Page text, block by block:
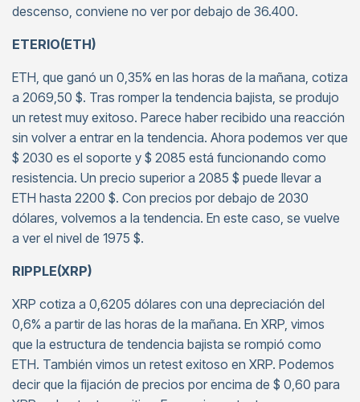
descenso, conviene no ver por debajo de 36.400.
ETERIO(ETH)
ETH, que ganó un 0,35% en las horas de la mañana, cotiza
a 2069,50 $. Tras romper la tendencia bajista, se produjo
un retest muy exitoso. Parece haber recibido una reacción
sin volver a entrar en la tendencia. Ahora podemos ver que
$ 2030 es el soporte y $ 2085 está funcionando como
resistencia. Un precio superior a 2085 $ puede llevar a
ETH hasta 2200 $. Con precios por debajo de 2030
dólares, volvemos a la tendencia. En este caso, se vuelve
a ver el nivel de 1975 $.
RIPPLE(XRP)
XRP cotiza a 0,6205 dólares con una depreciación del
0,6% a partir de las horas de la mañana. En XRP, vimos
que la estructura de tendencia bajista se rompió como
ETH. También vimos un retest exitoso en XRP. Podemos
decir que la fijación de precios por encima de $ 0,60 para